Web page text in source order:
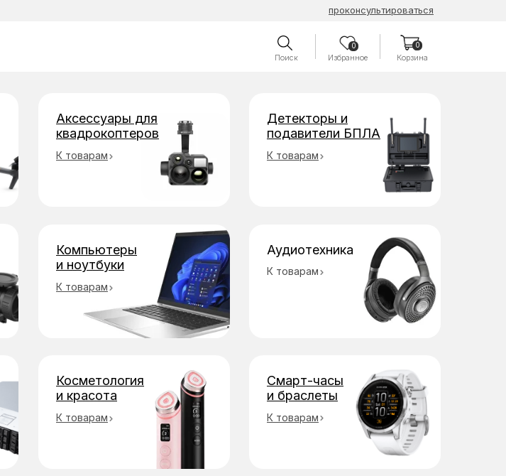
проконсультироваться
0
Поиск Избранное Корзина
0
К товарам
К товарам
К товарам
К товарам
Аксессуары для
квадрокоптеров
Детекторы и
подавители БПЛА
Компьютеры
и ноутбуки
Аудиотехника
К товарам
Косметология
и красота
К товарам
Смарт-часы
и браслеты